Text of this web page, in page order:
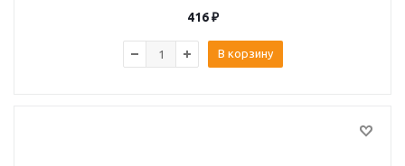
416₽
В корзину